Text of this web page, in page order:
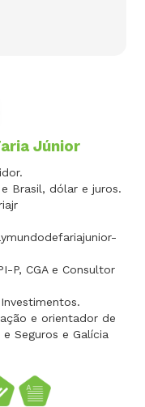
Júnior
Brasil, dólar e juros.
P, CGA e Consultor
e orientador de
Seguros e Galícia